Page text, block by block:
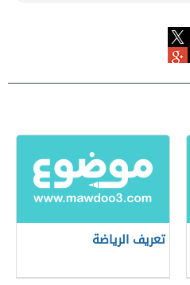
تعريف الرياضة